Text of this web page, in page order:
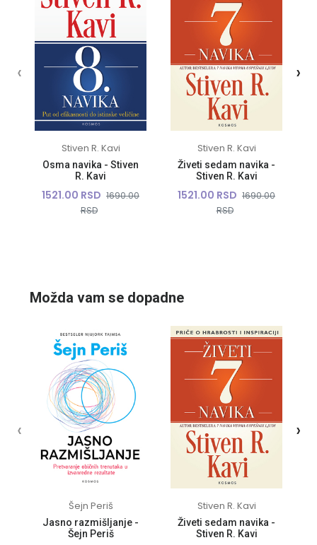
Stiven R. Kavi
Osma navika - Stiven
R. Kavi
1521.00 RSD 1690.00
RSD
Stiven R. Kavi
Živeti sedam navika -
Stiven R. Kavi
1521.00 RSD 1690.00
RSD
‹ ›
Možda vam se dopadne
Šejn Periš
Jasno razmišljanje -
Šejn Periš
Stiven R. Kavi
Živeti sedam navika -
Stiven R. Kavi
‹ ›